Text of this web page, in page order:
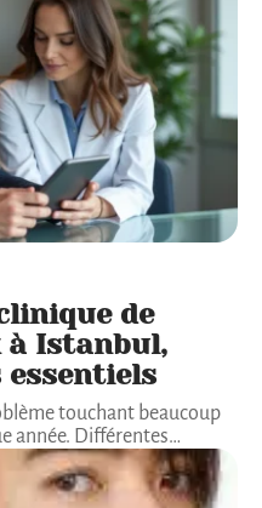
de
à Istanbul,
essentiels
touchant beaucoup
année. Différentes…